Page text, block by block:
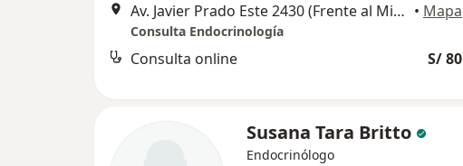
Av. Javier Prado Este 2430 (Frente al Ministerio de Cultura y Banco de la Nación), Lima • Mapa
Consulta Endocrinología
Consulta online S/ 80
Susana Tara Britto
Endocrinólogo